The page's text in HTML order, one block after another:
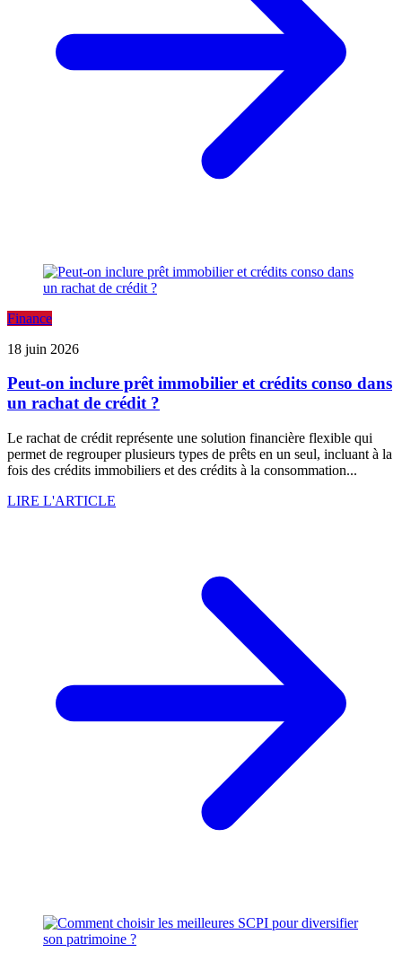
Finance
18 juin 2026
Peut-on inclure prêt immobilier et crédits conso dans
un rachat de crédit ?
Le rachat de crédit représente une solution financière flexible qui
permet de regrouper plusieurs types de prêts en un seul, incluant à la
fois des crédits immobiliers et des crédits à la consommation...
LIRE L'ARTICLE